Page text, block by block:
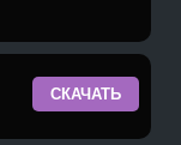
СКАЧАТЬ